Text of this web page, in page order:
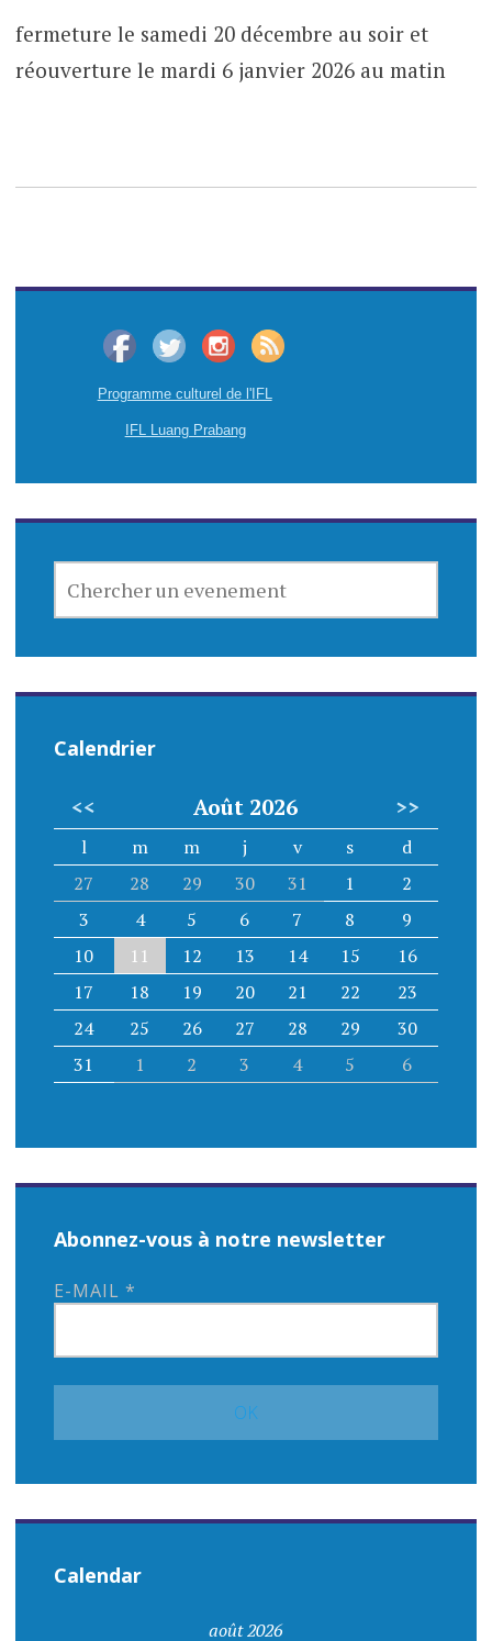
fermeture le samedi 20 décembre au soir et
réouverture le mardi 6 janvier 2026 au matin
Programme culturel de l'IFL
IFL Luang Prabang
UN
Calendrier
<< Août 2026 >>
l m m j v s
d
27
28 29 30 31 1
2
3
4 5 6 7 8
9
10
11 12 13 14 15
16
17
18 19 20 21 22
23
24
25 26 27 28 29
30
31
1 2 3 4 5 6
Abonnez-vous à notre newsletter
E-MAIL *
Calendar
août 2026